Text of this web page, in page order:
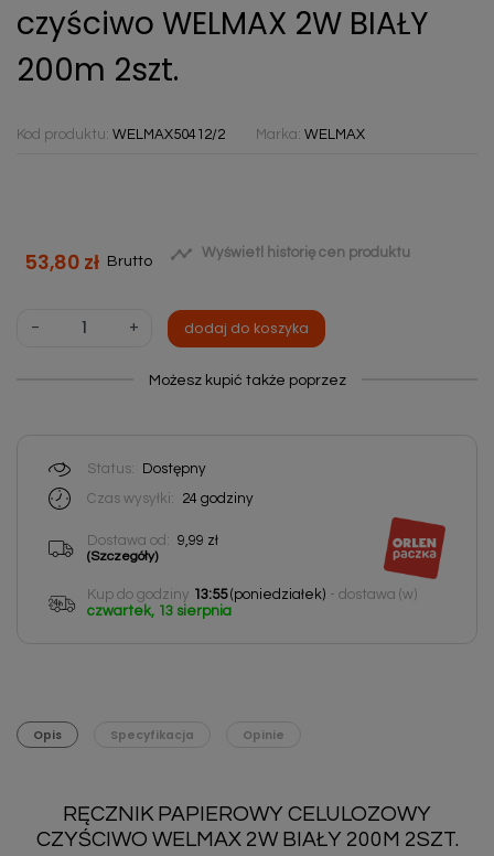
czyściwo WELMAX 2W BIAŁY
200m 2szt.
Kod produktu: WELMAX50412/2 Marka: WELMAX
53,80 zł Brutto  Wyświetl historię cen produktu
- + dodaj do koszyka
Możesz kupić także poprzez
Status:
Dostępny
Czas wysyłki:
24 godziny
Dostawa od: 9,99 zł
(Szczegóły)
Kup do godziny 13:55(poniedziałek) - dostawa (w)
czwartek, 13 sierpnia
Opis Specyfikacja Opinie
RĘCZNIK PAPIEROWY CELULOZOWY
CZYŚCIWO WELMAX 2W BIAŁY 200M 2SZT.